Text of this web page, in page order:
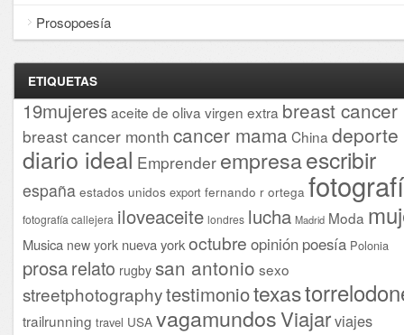
Prosopoesía
ETIQUETAS
19mujeresaceite de oliva virgen extra breast cancer
breast cancer month cancer mama China deporte
diario ideal Emprender empresaescribir
españa estados unidos export fernando r ortega
fotografía callejera iloveaceite londres lucha Madrid Moda
Musica new york nueva yorkoctubre opinión poesía Polonia
prosarelato rugby san antonio sexo
streetphotographytestimoniotexas
trailrunning travel USA vagamundosViajarviajes